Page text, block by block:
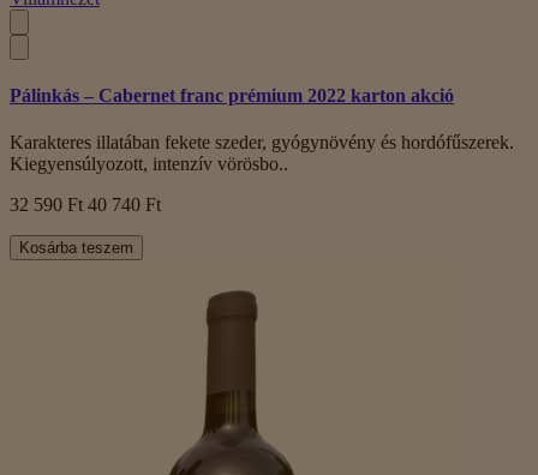
Pálinkás – Cabernet franc prémium 2022 karton akció
Karakteres illatában fekete szeder, gyógynövény és hordófűszerek.
Kiegyensúlyozott, intenzív vörösbo..
32 590 Ft 40 740 Ft
Kosárba teszem